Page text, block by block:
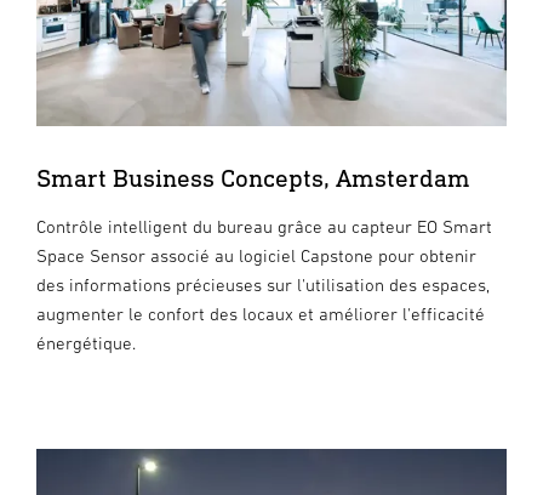
Smart Business Concepts, Amsterdam
Contrôle intelligent du bureau grâce au capteur EO Smart
Space Sensor associé au logiciel Capstone pour obtenir
des informations précieuses sur l'utilisation des espaces,
augmenter le confort des locaux et améliorer l'efficacité
énergétique.